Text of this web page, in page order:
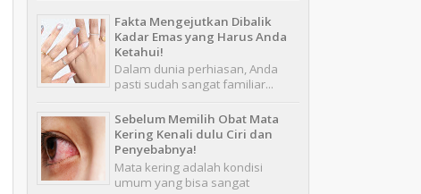
Fakta Mengejutkan Dibalik
Kadar Emas yang Harus Anda
Ketahui!
Dalam dunia perhiasan, Anda
pasti sudah sangat familiar...
Sebelum Memilih Obat Mata
Kering Kenali dulu Ciri dan
Penyebabnya!
Mata kering adalah kondisi
umum yang bisa sangat